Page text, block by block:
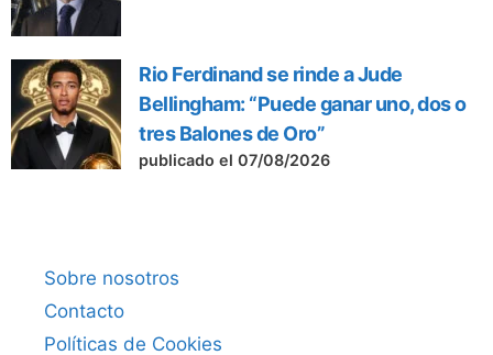
Rio Ferdinand se rinde a Jude
Bellingham: “Puede ganar uno, dos o
tres Balones de Oro”
publicado el 07/08/2026
Sobre nosotros
Contacto
Políticas de Cookies